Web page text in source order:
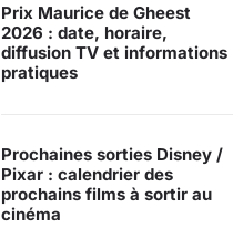
Prix Maurice de Gheest
2026 : date, horaire,
diffusion TV et informations
pratiques
Prochaines sorties Disney /
Pixar : calendrier des
prochains films à sortir au
cinéma